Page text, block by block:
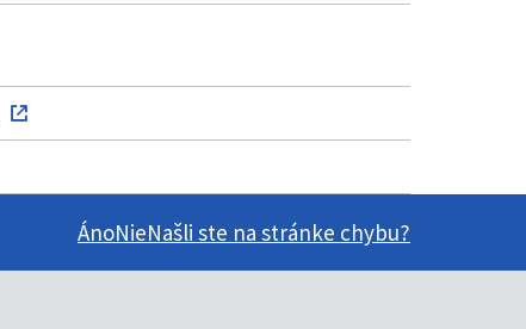
ÁnoNieNašli ste na stránke chybu?